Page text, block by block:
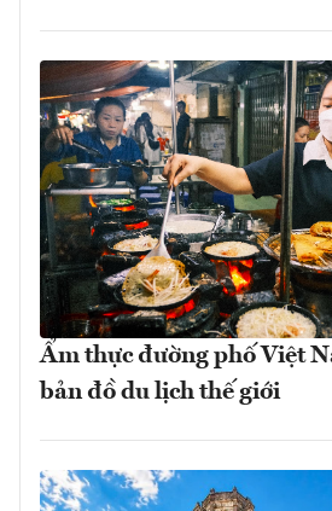
Ẩm thực đường phố Việt
bản đồ du lịch thế giới